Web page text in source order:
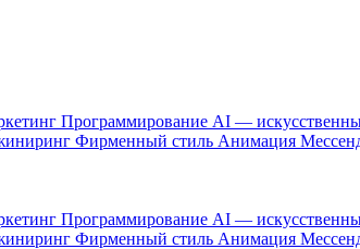
Программирование AI —
Фирменный стиль Анимация
Программирование AI —
Фирменный стиль Анимация